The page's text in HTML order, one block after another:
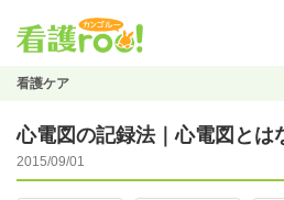
看護ケア
心電図の記録法｜心電図とは
2015/09/01